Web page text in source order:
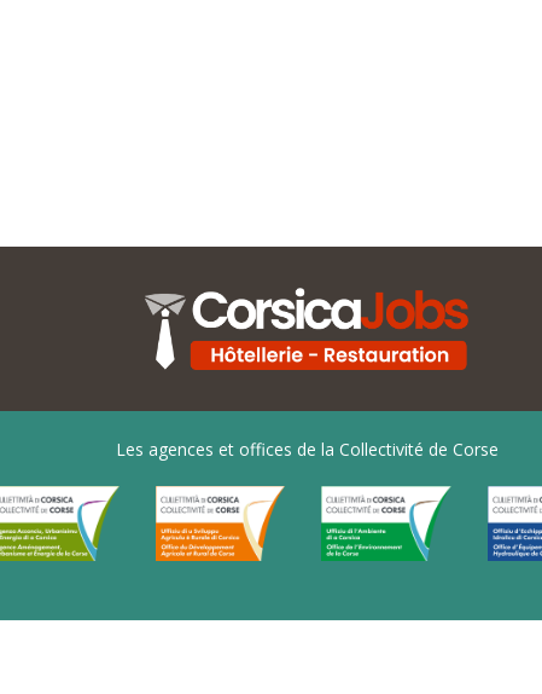
Les agences et offices de la Collectivité de Corse